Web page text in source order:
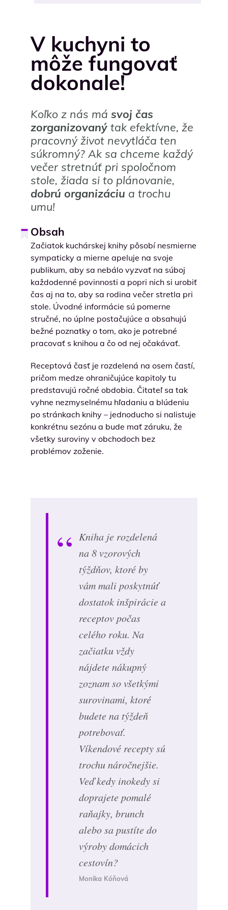
V kuchyni to
môže fungovať
dokonale!
Koľko z nás má svoj čas
zorganizovaný tak efektívne, že
pracovný život nevytláča ten
súkromný? Ak sa chceme každý
večer stretnúť pri spoločnom
stole, žiada si to plánovanie,
dobrú organizáciu a trochu
umu!
Obsah
Začiatok kuchárskej knihy pôsobí nesmierne
sympaticky a mierne apeluje na svoje
publikum, aby sa nebálo vyzvať na súboj
každodenné povinnosti a popri nich si urobiť
čas aj na to, aby sa rodina večer stretla pri
stole. Úvodné informácie sú pomerne
stručné, no úplne postačujúce a obsahujú
bežné poznatky o tom, ako je potrebné
pracovať s knihou a čo od nej očakávať.
Receptová časť je rozdelená na osem častí,
pričom medze ohraničujúce kapitoly tu
predstavujú ročné obdobia. Čitateľ sa tak
vyhne nezmyselnému hľadaniu a blúdeniu
po stránkach knihy – jednoducho si nalistuje
konkrétnu sezónu a bude mať záruku, že
všetky suroviny v obchodoch bez
problémov zoženie.
Kniha je rozdelená
na 8 vzorových
týždňov, ktoré by
vám mali poskytnúť
dostatok inšpirácie a
receptov počas
celého roku. Na
začiatku vždy
nájdete nákupný
zoznam so všetkými
surovinami, ktoré
budete na týždeň
potrebovať.
Víkendové recepty sú
trochu náročnejšie.
Veď kedy inokedy si
doprajete pomalé
raňajky, brunch
alebo sa pustíte do
výroby domácich
cestovín?
Monika Kóňová